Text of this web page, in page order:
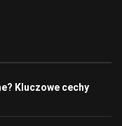
Kluczowe cechy